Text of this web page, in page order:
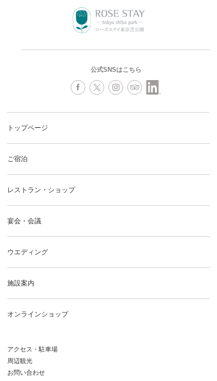
公式SNSはこちら
トップページ
ご宿泊
レストラン・ショップ
宴会・会議
ウエディング
施設案内
オンラインショップ
アクセス・駐車場
周辺観光
お問い合わせ